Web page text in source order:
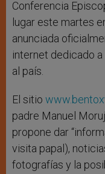
Conferencia
lugar este martes
anunciada
internet dedicado
al país.
El sitio
padre Manuel
propone dar
visita papal),
fotografías y la